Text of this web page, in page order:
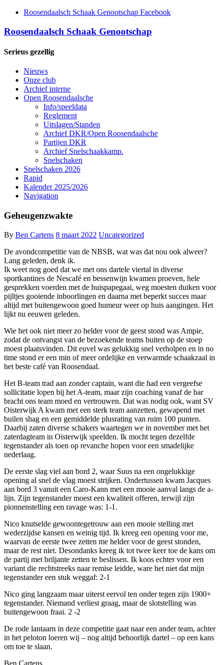
Roosendaalsch Schaak Genootschap Facebook
Roosendaalsch Schaak Genootschap
Serieus gezellig
Nieuws
Onze club
Archief interne
Open Roosendaalsche
Info/speeldata
Reglement
Uitslagen/Standen
Archief DKR/Open Roosendaalsche
Partijen DKR
Archief Snelschaakkamp.
Snelschaken
Snelschaken 2026
Rapid
Kalender 2025/2026
Navigation
Geheugenzwakte
By Ben Cartens 8 maart 2022 Uncategorized
De avondcompetitie van de NBSB, wat was dat nou ook alweer?
Lang geleden, denk ik.
Ik weet nog goed dat we met ons dartele viertal in diverse
sportkantines de Nescafé en bessenwijn kwamen proeven, hele
gesprekken voerden met de huispapegaai, weg moesten duiken voor
pijltjes gooiende inboorlingen en daarna met beperkt succes maar
altijd met buitengewoon goed humeur weer op huis aangingen. Het
lijkt nu eeuwen geleden.
Wie het ook niet meer zo helder voor de geest stond was Ampie,
zodat de ontvangst van de bezoekende teams buiten op de stoep
moest plaatsvinden. Dit euvel was gelukkig snel verholpen en in no
time stond er een min of meer ordelijke en verwarmde schaakzaal in
het beste café van Roosendaal.
Het B-team trad aan zonder captain, want die had een vergeefse
sollicitatie lopen bij het A-team, maar zijn coaching vanaf de bar
bracht ons team moed en vertrouwen. Dat was nodig ook, want SV
Oisterwijk A kwam met een sterk team aanzetten, gewapend met
builen shag en een gemiddelde plusrating van ruim 100 punten.
Daarbij zaten diverse schakers waartegen we in november met het
zaterdagteam in Oisterwijk speelden. Ik mocht tegen dezelfde
tegenstander als toen op revanche hopen voor een smadelijke
nederlaag.
De eerste slag viel aan bord 2, waar Suus na een ongelukkige
opening al snel de vlag moest strijken. Ondertussen kwam Jacques
aan bord 3 vanuit een Caro-Kann met een mooie aanval langs de a-
lijn. Zijn tegenstander moest een kwaliteit offeren, terwijl zijn
pionnenstelling een ravage was: 1-1.
Nico knutselde gewoontegetrouw aan een mooie stelling met
wederzijdse kansen en weinig tijd. Ik kreeg een opening voor me,
waarvan de eerste twee zetten me helder voor de geest stonden,
maar de rest niet. Desondanks kreeg ik tot twee keer toe de kans om
de partij met briljante zetten te beslissen. Ik koos echter voor een
variant die rechtstreeks naar remise leidde, ware het niet dat mijn
tegenstander een stuk weggaf: 2-1
Nico ging langzaam maar uiterst eervol ten onder tegen zijn 1900+
tegenstander. Niemand verliest graag, maar de slotstelling was
buitengewoon fraai. 2 -2
De rode lantaarn in deze competitie gaat naar een ander team, achter
in het peloton loeren wij – nog altijd behoorlijk dartel – op een kans
om toe te slaan.
Ben Cartens